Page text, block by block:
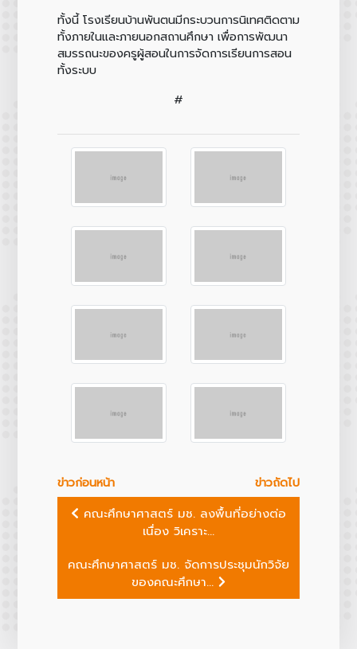
ทั้งนี้ โรงเรียนบ้านพันตนมีกระบวนการนิเทศติดตาม
ทั้งภายในและภายนอกสถานศึกษา เพื่อการพัฒนา
สมรรถนะของครูผู้สอนในการจัดการเรียนการสอน
ทั้งระบบ
#
ข่าวก่อนหน้า
ข่าวถัดไป
คณะศึกษาศาสตร์ มช. ลงพื้นที่อย่างต่อ
เนื่อง วิเคราะ...
คณะศึกษาศาสตร์ มช. จัดการประชุมนักวิจัย
ของคณะศึกษา...